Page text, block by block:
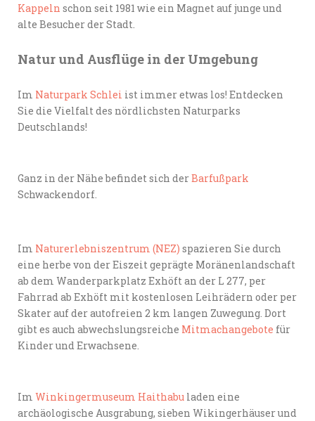
Kappeln schon seit 1981 wie ein Magnet auf junge und
alte Besucher der Stadt.
Natur und Ausflüge in der Umgebung
Im Naturpark Schlei ist immer etwas los! Entdecken
Sie die Vielfalt des nördlichsten Naturparks
Deutschlands!
Ganz in der Nähe befindet sich derBarfußpark
Schwackendorf.
Im Naturerlebniszentrum (NEZ) spazieren Sie durch
eine herbe von der Eiszeit geprägte Moränenlandschaft
ab dem Wanderparkplatz Exhöft an der L 277, per
Fahrrad ab Exhöft mit kostenlosen Leihrädern oder per
Skater auf der autofreien 2 km langen Zuwegung. Dort
gibt es auch abwechslungsreiche Mitmachangebote für
Kinder und Erwachsene.
Im Winkingermuseum Haithabu laden eine
archäologische Ausgrabung, sieben Wikingerhäuser und